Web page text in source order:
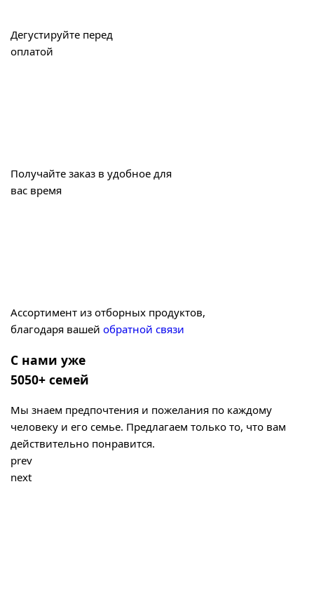
Дегустируйте перед
оплатой
Получайте заказ в удобное для
вас время
Ассортимент из отборных продуктов,
благодаря вашей обратной связи
С нами уже
5050+ семей
Мы знаем предпочтения и пожелания по каждому
человеку и его семье. Предлагаем только то, что вам
действительно понравится.
prev
next